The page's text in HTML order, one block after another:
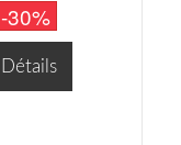
-30%
Détails